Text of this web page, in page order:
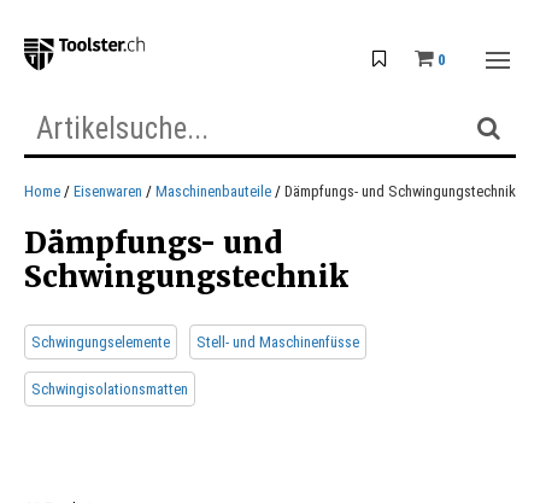
0
Home Eisenwaren Maschinenbauteile Dämpfungs- und Schwingungstechnik
Dämpfungs- und
Schwingungstechnik
Schwingungselemente Stell- und Maschinenfüsse
Schwingisolationsmatten